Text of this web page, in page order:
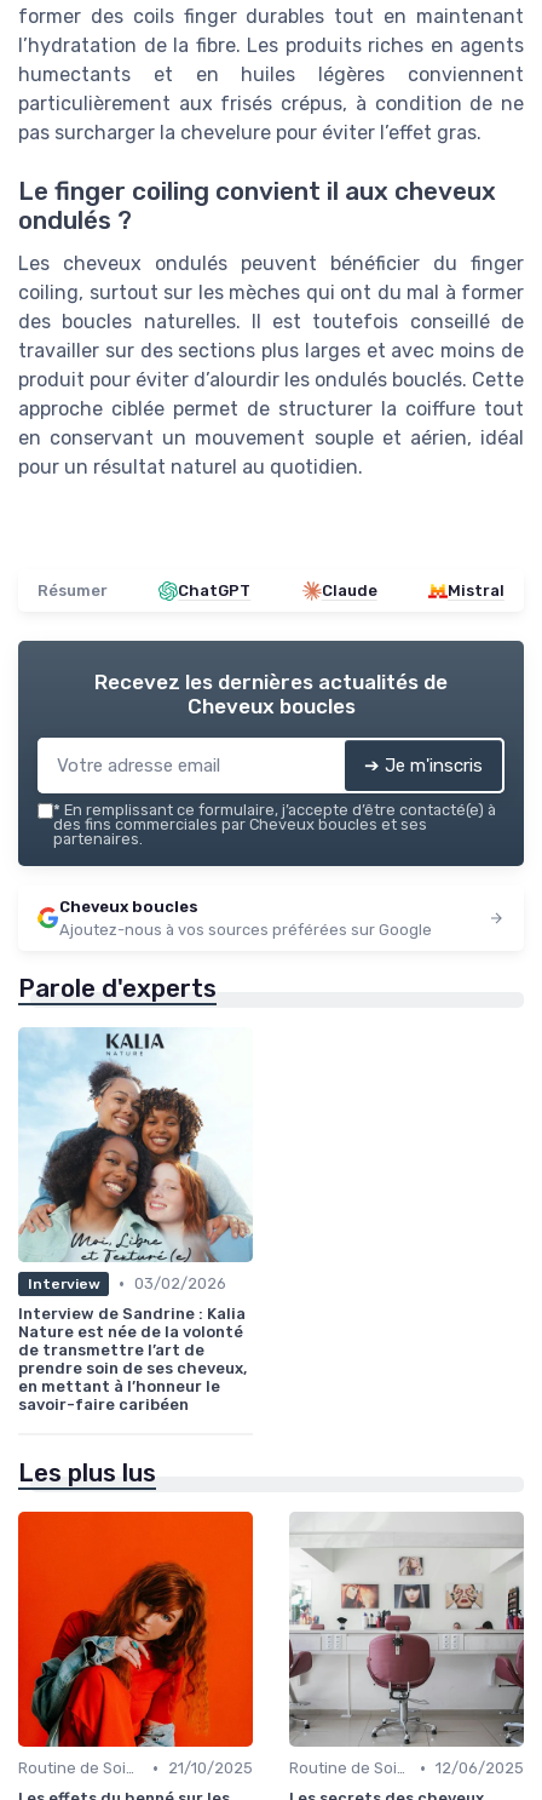
former des coils finger durables tout en maintenant
l’hydratation de la fibre. Les produits riches en agents
humectants et en huiles légères conviennent
particulièrement aux frisés crépus, à condition de ne
pas surcharger la chevelure pour éviter l’effet gras.
Le finger coiling convient il aux cheveux
ondulés ?
Les cheveux ondulés peuvent bénéficier du finger
coiling, surtout sur les mèches qui ont du mal à former
des boucles naturelles. Il est toutefois conseillé de
travailler sur des sections plus larges et avec moins de
produit pour éviter d’alourdir les ondulés bouclés. Cette
approche ciblée permet de structurer la coiffure tout
en conservant un mouvement souple et aérien, idéal
pour un résultat naturel au quotidien.
Résumer ChatGPT Claude Mistral
Recevez les dernières actualités de
Cheveux boucles
➔ Je m'inscris
* En remplissant ce formulaire, j’accepte d’être contacté(e) à
des fins commerciales par Cheveux boucles et ses
partenaires.
Cheveux boucles
Ajoutez-nous à vos sources préférées sur Google
Parole d'experts
Interview • 03/02/2026
Interview de Sandrine : Kalia
Nature est née de la volonté
de transmettre l’art de
prendre soin de ses cheveux,
en mettant à l’honneur le
savoir-faire caribéen
Les plus lus
Routine de Soins pour Cheveux Bouclés •
21/10/2025
Routine de Soins pour Cheveux Bouclés • 12/06/2025